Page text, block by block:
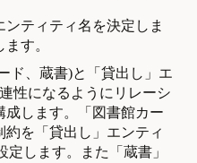
ティティ名を決定しま
す。
ド、蔵書)と「貸出し」エ
性になるようにリレーシ
成します。「図書館カー
約を「貸出し」エンティ
します。また「蔵書」